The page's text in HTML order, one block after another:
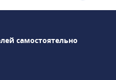
самостоятельно